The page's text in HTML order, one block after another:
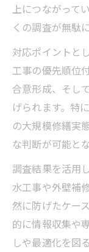
上につながって
くの調査が無駄
対応ポイントと
工事の優先順位
合意形成、そし
げられます。特
の大規模修繕実
な判断が可能と
調査結果を活用
水工事や外壁補
然に防げたケー
的に情報収集や
しや最適化を図